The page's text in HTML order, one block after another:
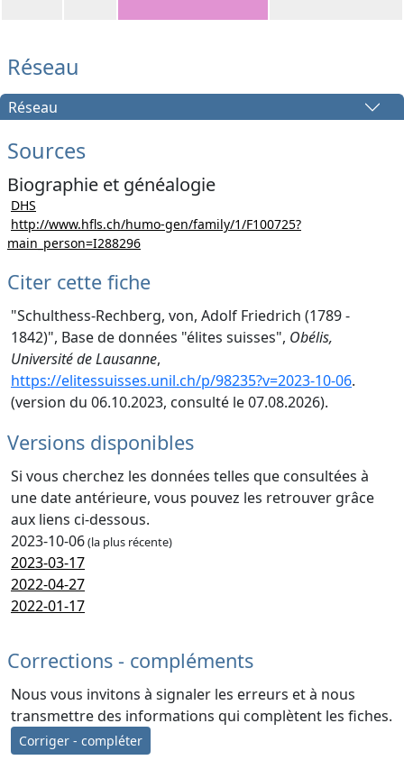
Réseau
Réseau
Sources
Biographie et généalogie
DHS
http://www.hfls.ch/humo-gen/family/1/F100725?
main_person=I288296
Citer cette fiche
"Schulthess-Rechberg, von, Adolf Friedrich (1789 -
1842)", Base de données "élites suisses", Obélis,
Université de Lausanne,
https://elitessuisses.unil.ch/p/98235?v=2023-10-06.
(version du 06.10.2023, consulté le 07.08.2026).
Versions disponibles
Si vous cherchez les données telles que consultées à
une date antérieure, vous pouvez les retrouver grâce
aux liens ci-dessous.
2023-10-06(la plus récente)
2023-03-17
2022-04-27
2022-01-17
Corrections - compléments
Nous vous invitons à signaler les erreurs et à nous
transmettre des informations qui complètent les fiches.
Corriger - compléter